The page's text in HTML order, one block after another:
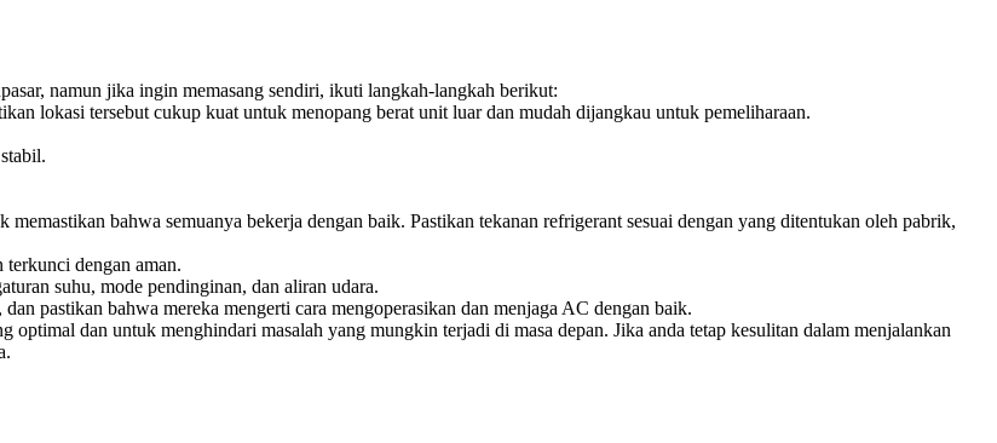
namun jika ingin memasang sendiri, ikuti langkah-langkah berikut:
lokasi tersebut cukup kuat untuk menopang berat unit luar dan mudah dijangkau untuk pemeliharaan.
bahwa semuanya bekerja dengan baik. Pastikan tekanan refrigerant sesuai dengan yang ditentukan oleh pabrik,
terkunci dengan aman.
suhu, mode pendinginan, dan aliran udara.
pastikan bahwa mereka mengerti cara mengoperasikan dan menjaga AC dengan baik.
dan untuk menghindari masalah yang mungkin terjadi di masa depan. Jika anda tetap kesulitan dalam menjalankan